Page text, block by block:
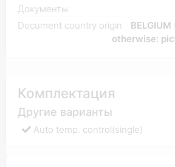
Документы
Document country origin
otherwise:
Комплектация
Другие варианты
Auto temp. control(single)